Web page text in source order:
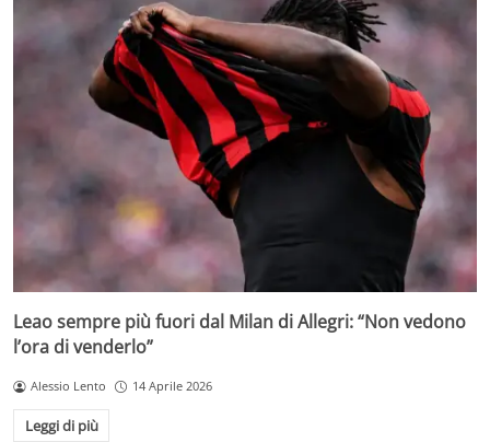
Leao sempre più fuori dal Milan di Allegri: “Non vedono
l’ora di venderlo”
Alessio Lento 14 Aprile 2026
Leggi di più